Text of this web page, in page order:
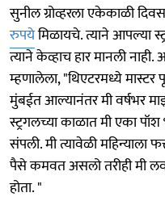
सुनील ग्रोव्हरला एकेकाळी
रुपयेमिळायचे. त्याने आपल्या
त्याने केव्हाच हार मानली नाही.
म्हणालेला, "थिएटरमध्ये
मुंबईत आल्यानंतर मी वर्षभर
स्ट्रगलच्या काळात मी एका पॉश
संपली. मी त्यावेळी
पैसे कमवत असलो तरीही मी
होता. "